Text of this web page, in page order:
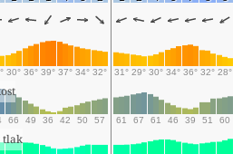
30° 36° 39° 37° 34° 32° 31° 29° 30° 34° 36° 32° 28°
66 49 36 42 50 57 61 67 61 46 39 51 60
tlak